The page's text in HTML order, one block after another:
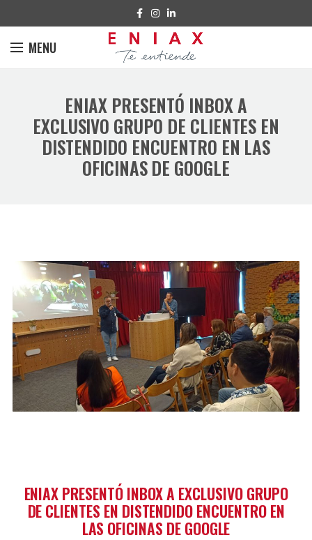
MENU
ENIAX PRESENTÓ INBOX A
EXCLUSIVO GRUPO DE CLIENTES EN
DISTENDIDO ENCUENTRO EN LAS
OFICINAS DE GOOGLE
ENIAX PRESENTÓ INBOX A EXCLUSIVO GRUPO
DE CLIENTES EN DISTENDIDO ENCUENTRO EN
LAS OFICINAS DE GOOGLE